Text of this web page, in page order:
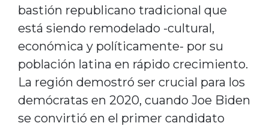
bastión republicano tradicional que
está siendo remodelado -cultural,
económica y políticamente- por su
población latina en rápido crecimiento.
La región demostró ser crucial para los
demócratas en 2020, cuando Joe Biden
se convirtió en el primer candidato